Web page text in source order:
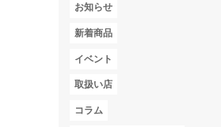
お知らせ
新着商品
イベント
取扱い店
コラム